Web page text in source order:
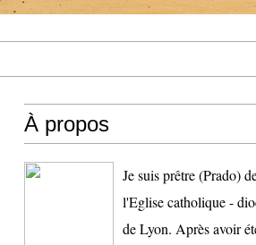
À propos
Je suis prêtre (Prado)
l'Eglise catholique -
de Lyon. Après avoir